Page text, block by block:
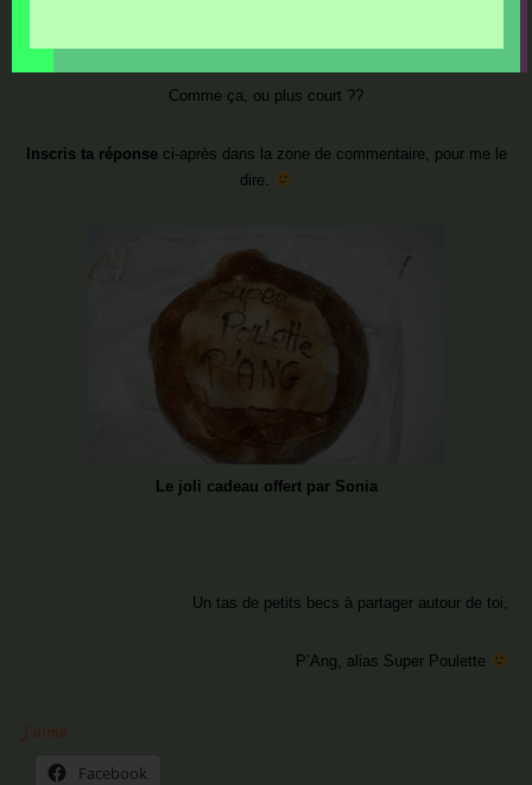
Comme ça, ou plus court ??
Inscris ta réponseci-après dans la zone de commentaire, pour me le
dire.
Le joli cadeau offert par Sonia
Un tas de petits becs à partager autour de toi,
P’Ang, alias Super Poulette
Facebook